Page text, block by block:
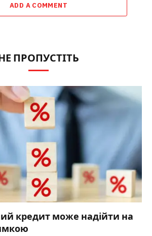
ADD A COMMENT
ПРОПУСТІТЬ
кредит може надійти на